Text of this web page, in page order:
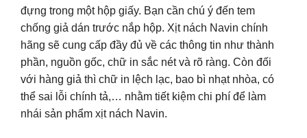
đựng trong một hộp giấy. Bạn cần chú ý đến tem
chống giả dán trước nắp hộp. Xịt nách Navin chính
hãng sẽ cung cấp đầy đủ về các thông tin như thành
phần, nguồn gốc, chữ in sắc nét và rõ ràng. Còn đối
với hàng giả thì chữ in lệch lạc, bao bì nhạt nhòa, có
thể sai lỗi chính tả,… nhằm tiết kiệm chi phí để làm
nhái sản phẩm xịt nách Navin.